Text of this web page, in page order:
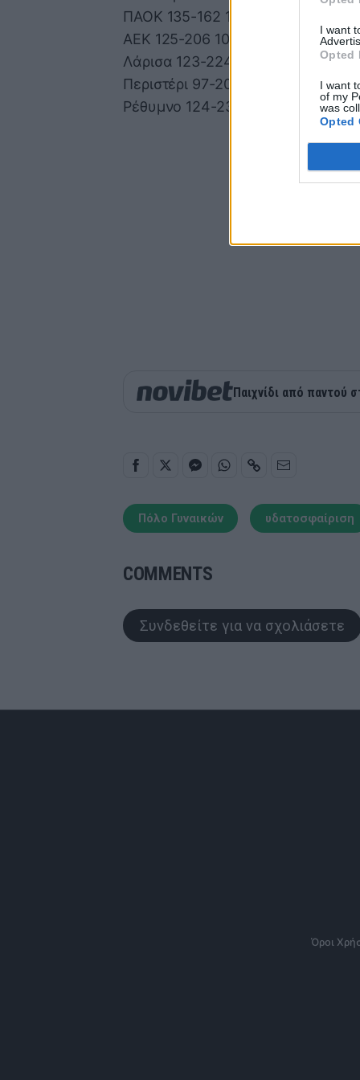
I want
Opted
I want
of my
was
Opted
ΠΑΟΚ 135-162 19
ΑΕΚ 125-206 10
Λάρισα 123-224 6
Περιστέρι 97-205 6
Ρέθυμνο 124-231 4
Παιχνίδι από παντού
Πόλο Γυναικών υδατοσφαίριση
COMMENTS
Συνδεθείτε για να σχολιάσετε
Όροι